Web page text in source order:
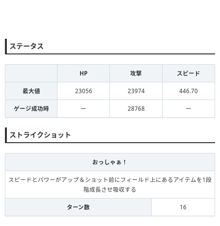
ステータス
HP 攻撃 スピード
最大値 23056 23974 446.70
ゲージ成功時 ー 28768 ー
ストライクショット
おっしゃぁ！
スピードとパワーがアップ＆ショット前にフィールド上にあるアイテムを1段
階成長させ吸収する
ターン数 16